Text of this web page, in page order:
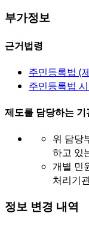
부가정보
근거법령
주민등록법 (
주민등록법
제도를 담당하는 기
위 담당
하고 있
개별 민
처리기
정보 변경 내역